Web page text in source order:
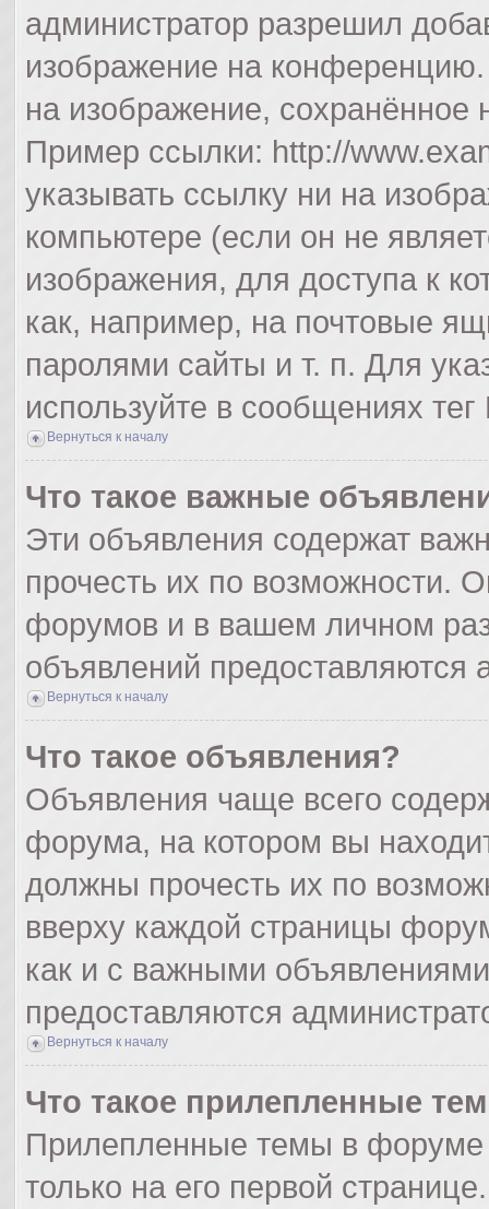
администратор разрешил
изображение на
на изображение,
Пример ссылки: http://
указывать ссылку ни на
компьютере (если он не
изображения, для доступа к
как, например, на почтовые
паролями сайты и т. п. Для
используйте в сообщениях
Вернуться к началу
Что такое важные
Эти объявления содержат
прочесть их по возможности.
форумов и в вашем личном
объявлений
Вернуться к началу
Что такое объявления?
Объявления чаще всего
форума, на котором вы
должны прочесть их по
вверху каждой страницы
как и с важными
предоставляются
Вернуться к началу
Что такое прилепленные
Прилепленные темы в форуме
только на его первой